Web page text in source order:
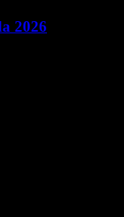
2026